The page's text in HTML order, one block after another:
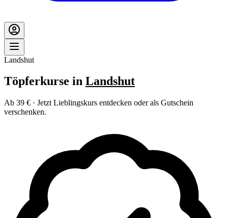
Landshut
Töpferkurse in Landshut
Ab 39 € · Jetzt Lieblingskurs entdecken oder als Gutschein
verschenken.